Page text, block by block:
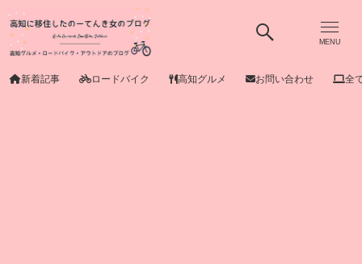
MENU
新着記事 ロードバイク 高知グルメ お問い合わせ 全